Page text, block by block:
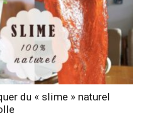
du « slime » naturel